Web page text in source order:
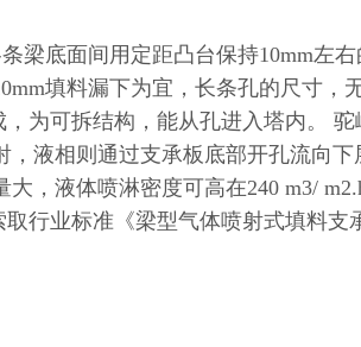
梁底面间用定距凸台保持10mm左
填料漏下为宜，长条孔的尺寸，
为可拆结构，能从孔进入塔内。
液相则通过支承板底部开孔流向
，液体喷淋密度可高在240 m3/
行业标准《梁型气体喷射式填料支